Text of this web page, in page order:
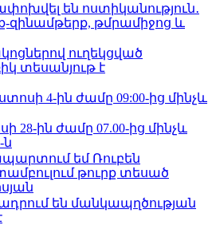
են ոստիկանություն․
զինամթերք, թմրամիջոց և
ուղեկցված
տեսանյութ է
4-ին ժամը 09:00-ից մինչև
28-ին ժամը 07.00-ից մինչև
ն
եմ Ռուբեն
թուրք տեսած
են մանկապղծության